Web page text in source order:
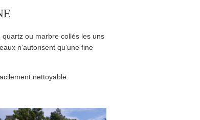
ou marbre collés les uns
n’autorisent qu’une fine
nettoyable.